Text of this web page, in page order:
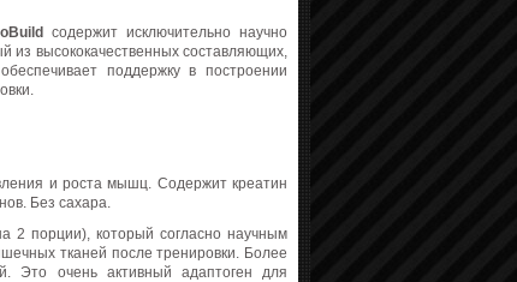
содержит исключительно научно
из высококачественных составляющих,
обеспечивает поддержку в построении
и роста мышц. Содержит креатин
Без сахара.
2 порции), который согласно научным
тканей после тренировки. Более
Это очень активный адаптоген для